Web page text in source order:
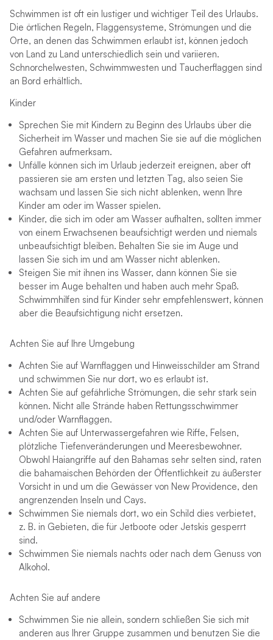
Schwimmen ist oft ein lustiger und wichtiger Teil des Urlaubs.
Die örtlichen Regeln, Flaggensysteme, Strömungen und die
Orte, an denen das Schwimmen erlaubt ist, können jedoch
von Land zu Land unterschiedlich sein und variieren.
Schnorchelwesten, Schwimmwesten und Taucherflaggen sind
an Bord erhältlich.
Kinder
Sprechen Sie mit Kindern zu Beginn des Urlaubs über die
Sicherheit im Wasser und machen Sie sie auf die möglichen
Gefahren aufmerksam.
Unfälle können sich im Urlaub jederzeit ereignen, aber oft
passieren sie am ersten und letzten Tag, also seien Sie
wachsam und lassen Sie sich nicht ablenken, wenn Ihre
Kinder am oder im Wasser spielen.
Kinder, die sich im oder am Wasser aufhalten, sollten immer
von einem Erwachsenen beaufsichtigt werden und niemals
unbeaufsichtigt bleiben. Behalten Sie sie im Auge und
lassen Sie sich im und am Wasser nicht ablenken.
Steigen Sie mit ihnen ins Wasser, dann können Sie sie
besser im Auge behalten und haben auch mehr Spaß.
Schwimmhilfen sind für Kinder sehr empfehlenswert, können
aber die Beaufsichtigung nicht ersetzen.
Achten Sie auf Ihre Umgebung
Achten Sie auf Warnflaggen und Hinweisschilder am Strand
und schwimmen Sie nur dort, wo es erlaubt ist.
Achten Sie auf gefährliche Strömungen, die sehr stark sein
können. Nicht alle Strände haben Rettungsschwimmer
und/oder Warnflaggen.
Achten Sie auf Unterwassergefahren wie Riffe, Felsen,
plötzliche Tiefenveränderungen und Meeresbewohner.
Obwohl Haiangriffe auf den Bahamas sehr selten sind, raten
die bahamaischen Behörden der Öffentlichkeit zu äußerster
Vorsicht in und um die Gewässer von New Providence, den
angrenzenden Inseln und Cays.
Schwimmen Sie niemals dort, wo ein Schild dies verbietet,
z. B. in Gebieten, die für Jetboote oder Jetskis gesperrt
sind.
Schwimmen Sie niemals nachts oder nach dem Genuss von
Alkohol.
Achten Sie auf andere
Schwimmen Sie nie allein, sondern schließen Sie sich mit
anderen aus Ihrer Gruppe zusammen und benutzen Sie die